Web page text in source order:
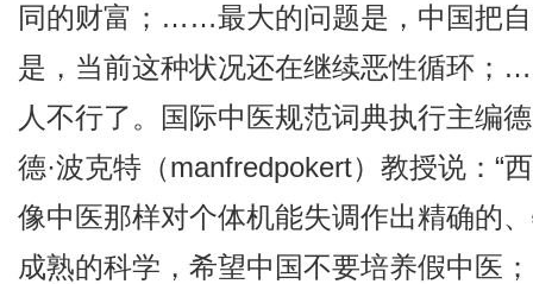
同的财富；……最大的问题是，中国把
是，当前这种状况还在继续恶性循环
人不行了。国际中医规范词典执行主编
德·波克特（manfredpokert）教授说：“
像中医那样对个体机能失调作出精确
成熟的科学，希望中国不要培养假中